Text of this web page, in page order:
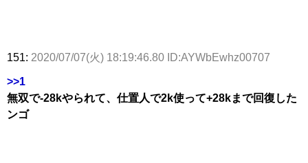
151: 2020/07/07(火) 18:19:46.80 ID:AYWbEwhz00707
>>1
無双で-28kやられて、仕置人で2k使って+28kまで回復した
ンゴ